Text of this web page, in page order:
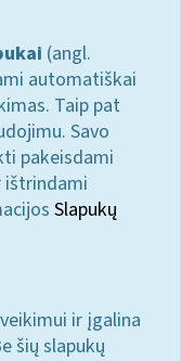
(angl.
automatiškai
Taip pat
Savo
pakeisdami
ištrindami
Slapukų
ir įgalina
šių slapukų